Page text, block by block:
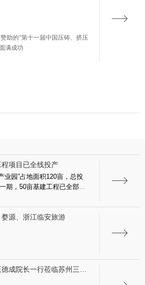
助的“第十一届中国压铸、挤压
满成功
项目已全线投产
业园”占地面积120亩，总投
期，50亩基建工程已全部结
源、浙江临安旅游
成院长一行莅临苏州三基